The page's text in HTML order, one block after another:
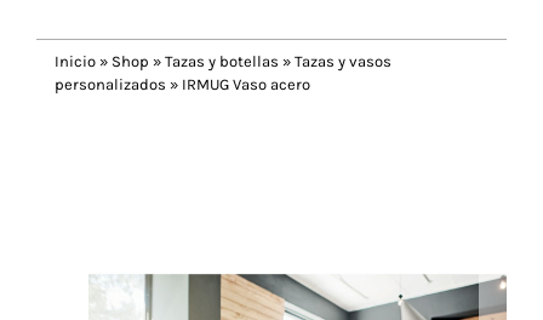
Tazas y botellas
Inicio » Shop » Tazas y botellas » Tazas y vasos
personalizados » IRMUG Vaso acero